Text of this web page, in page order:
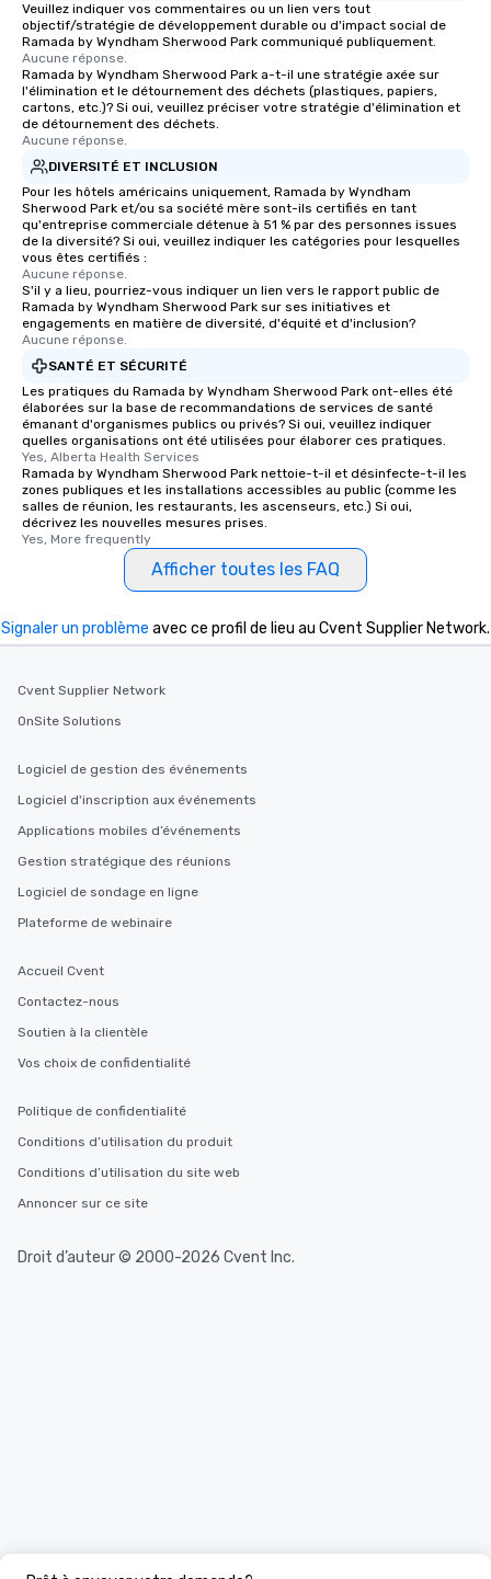
Veuillez indiquer vos commentaires ou un lien vers tout
objectif/stratégie de développement durable ou d'impact social de
Ramada by Wyndham Sherwood Park communiqué publiquement.
Aucune réponse.
Ramada by Wyndham Sherwood Park a-t-il une stratégie axée sur
l'élimination et le détournement des déchets (plastiques, papiers,
cartons, etc.)? Si oui, veuillez préciser votre stratégie d'élimination et
de détournement des déchets.
Aucune réponse.
DIVERSITÉ ET INCLUSION
Pour les hôtels américains uniquement, Ramada by Wyndham
Sherwood Park et/ou sa société mère sont-ils certifiés en tant
qu'entreprise commerciale détenue à 51 % par des personnes issues
de la diversité? Si oui, veuillez indiquer les catégories pour lesquelles
vous êtes certifiés :
Aucune réponse.
S'il y a lieu, pourriez-vous indiquer un lien vers le rapport public de
Ramada by Wyndham Sherwood Park sur ses initiatives et
engagements en matière de diversité, d'équité et d'inclusion?
Aucune réponse.
SANTÉ ET SÉCURITÉ
Les pratiques du Ramada by Wyndham Sherwood Park ont-elles été
élaborées sur la base de recommandations de services de santé
émanant d'organismes publics ou privés? Si oui, veuillez indiquer
quelles organisations ont été utilisées pour élaborer ces pratiques.
Yes, Alberta Health Services
Ramada by Wyndham Sherwood Park nettoie-t-il et désinfecte-t-il les
zones publiques et les installations accessibles au public (comme les
salles de réunion, les restaurants, les ascenseurs, etc.) Si oui,
décrivez les nouvelles mesures prises.
Yes, More frequently
Afficher toutes les FAQ
Signaler un problème avec ce profil de lieu au Cvent Supplier Network.
Cvent Supplier Network
OnSite Solutions
Logiciel de gestion des événements
Logiciel d'inscription aux événements
Applications mobiles d’événements
Gestion stratégique des réunions
Logiciel de sondage en ligne
Plateforme de webinaire
Accueil Cvent
Contactez-nous
Soutien à la clientèle
Vos choix de confidentialité
Politique de confidentialité
Conditions d’utilisation du produit
Conditions d’utilisation du site web
Annoncer sur ce site
Droit d’auteur © 2000-2026 Cvent Inc.